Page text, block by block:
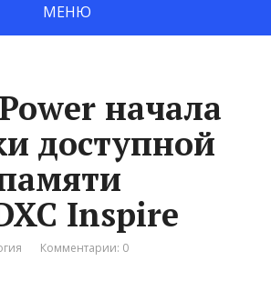
МЕНЮ
начала
доступной
Inspire
Комментарии: 0